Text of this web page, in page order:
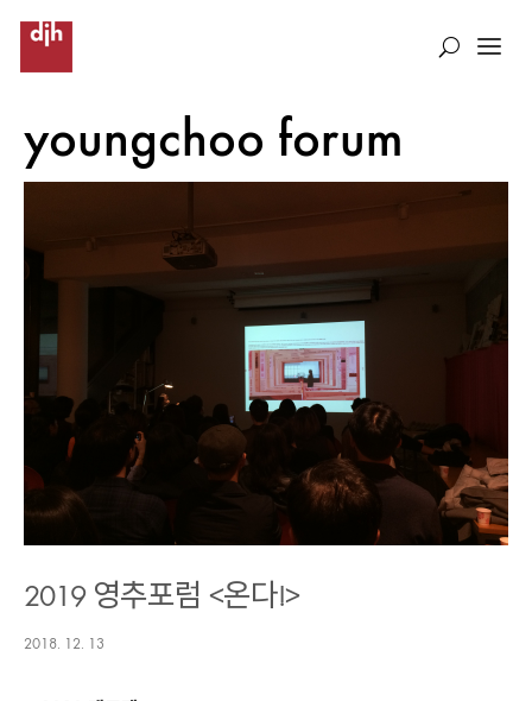
youngchoo forum
2019 영추포럼 <온다!>
2018. 12. 13